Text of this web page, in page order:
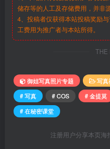
储存等的人工及存储费用，并非
4、投稿者仅获得本站投稿奖励
工费用为推广者与本站所得。
THE
御姐写真照片专题
写真
# 写真
# COS # 金提莫
# 在秘密课堂
注册用户分享本页海